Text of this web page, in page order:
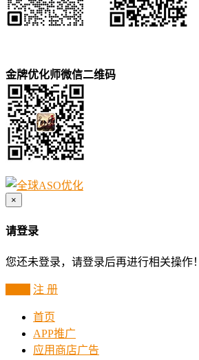
金牌优化师微信二维码
×
请登录
您还未登录，请登录后再进行相关操作！
注 册
首页
APP推广
应用商店广告